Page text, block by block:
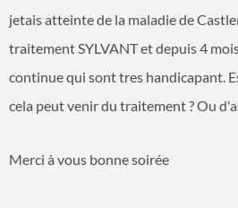
jetais atteinte de la maladie de
traitement SYLVANT et depuis 4
continue qui sont tres handicapant.
cela peut venir du traitement ? Ou
Merci à vous bonne soirée